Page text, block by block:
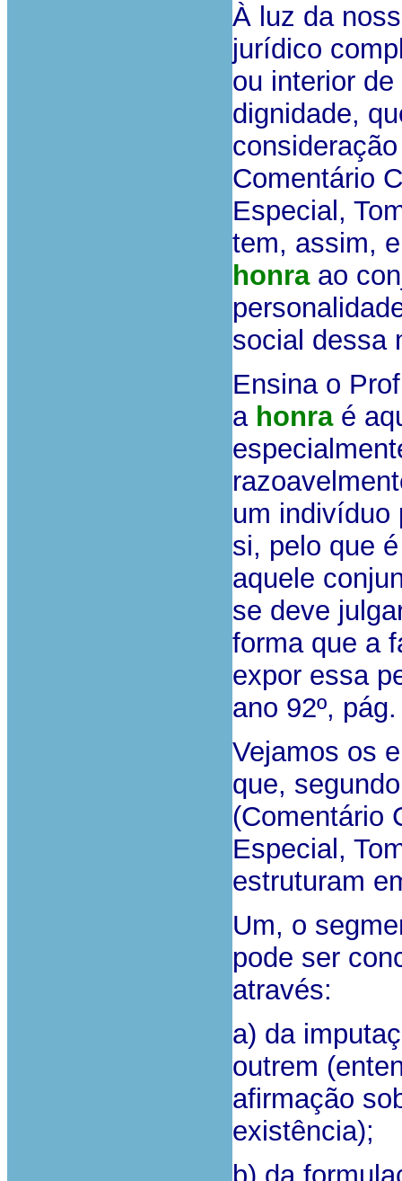
À luz da
jurídico
ou interior
dignidade,
Comentário
Especial,
tem, assim,
honraao
social dessa
Ensina o
a honraé
um indivíduo
si, pelo que
aquele
se deve
forma que a
expor essa
ano 92º,
Vejamos os
que,
(Comentário
Especial,
estruturam
Um, o
pode ser
através:
a) da
outrem
afirmação
existência);